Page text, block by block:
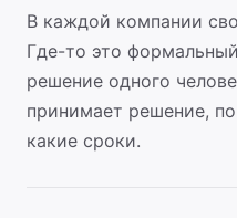
В каждой компании
Где-то это
решение одного
принимает решение,
какие сроки.